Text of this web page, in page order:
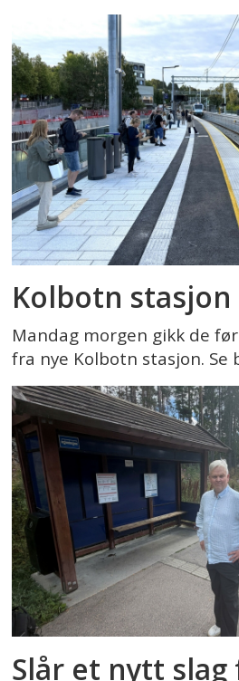
Kolbotn stasjon
Mandag morgen gikk de
fra nye Kolbotn stasjon. Se
Slår et nytt